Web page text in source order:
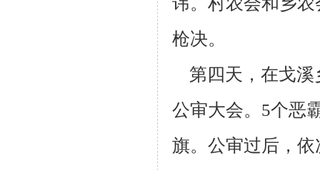
枪决。
第四天，在戈溪
公审大会。5个恶
旗。公审过后，